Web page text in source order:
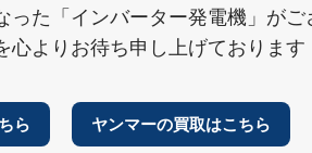
た「インバーター発電機」が
心よりお待ち申し上げております
ら ヤンマーの買取はこちら